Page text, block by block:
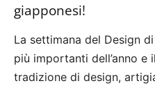
giapponesi!
La settimana del Design
più importanti dell’anno e
tradizione di design,